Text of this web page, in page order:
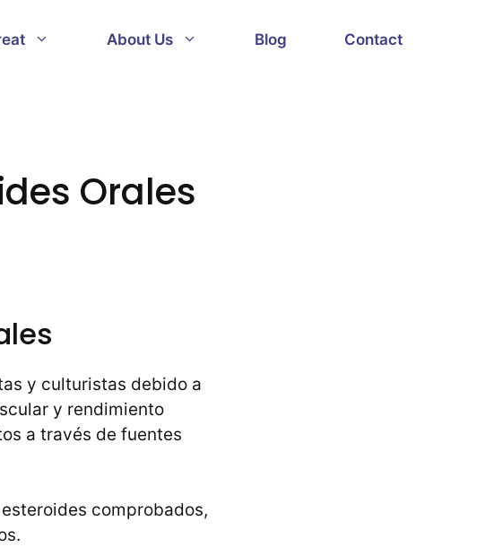
About Us Blog Contact
Orales
y culturistas debido a
y rendimiento
a través de fuentes
comprobados,